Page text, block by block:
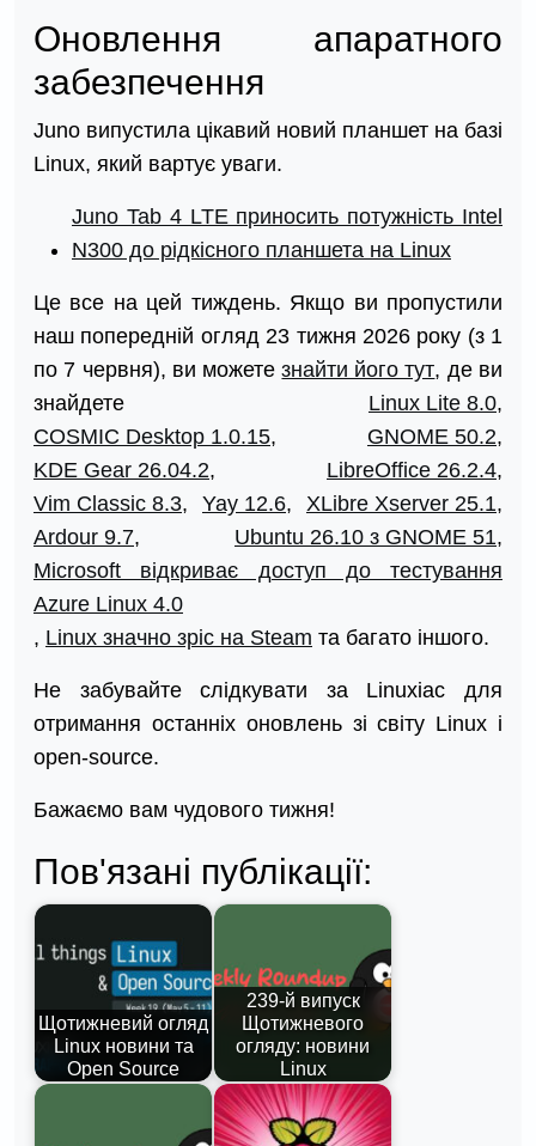
Оновлення апаратного
забезпечення
Juno випустила цікавий новий планшет на базі
Linux, який вартує уваги.
Juno Tab 4 LTE приносить потужність Intel
N300 до рідкісного планшета на Linux
Це все на цей тиждень. Якщо ви пропустили
наш попередній огляд 23 тижня 2026 року (з 1
по 7 червня), ви можетезнайти його тут, де ви
знайдете Linux Lite 8.0,
COSMIC Desktop 1.0.15, GNOME 50.2,
KDE Gear 26.04.2, LibreOffice 26.2.4,
Vim Classic 8.3, Yay 12.6, XLibre Xserver 25.1,
Ardour 9.7, Ubuntu 26.10 з GNOME 51,
Microsoft відкриває доступ до тестування
Azure Linux 4.0
, Linux значно зріс на Steam та багато іншого.
Не забувайте слідкувати за Linuxiac для
отримання останніх оновлень зі світу Linux і
open-source.
Бажаємо вам чудового тижня!
Пов'язані публікації:
Щотижневий огляд
Linux новини та
Open Source
239-й випуск
Щотижневого
огляду: новини
Linux